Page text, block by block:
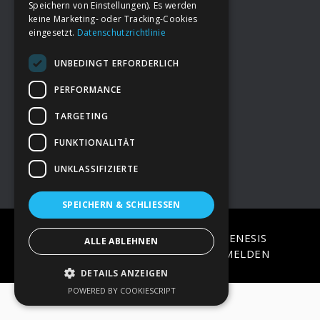
FooterDeine Spende
→ Impressum
→Kontakt zum PAO Team
COPYRIGHT © 2026 · ON
GENESIS
FRAMEWORK·WORDPRESS·ANMELDEN
Speichern von Einstellungen). Es werden
keine Marketing- oder Tracking-Cookies
eingesetzt. Datenschutzrichtlinie
UNBEDINGT ERFORDERLICH
PERFORMANCE
TARGETING
FUNKTIONALITÄT
UNKLASSIFIZIERTE
SPEICHERN & SCHLIESSEN
ALLE ABLEHNEN
DETAILS ANZEIGEN
POWERED BY COOKIESCRIPT